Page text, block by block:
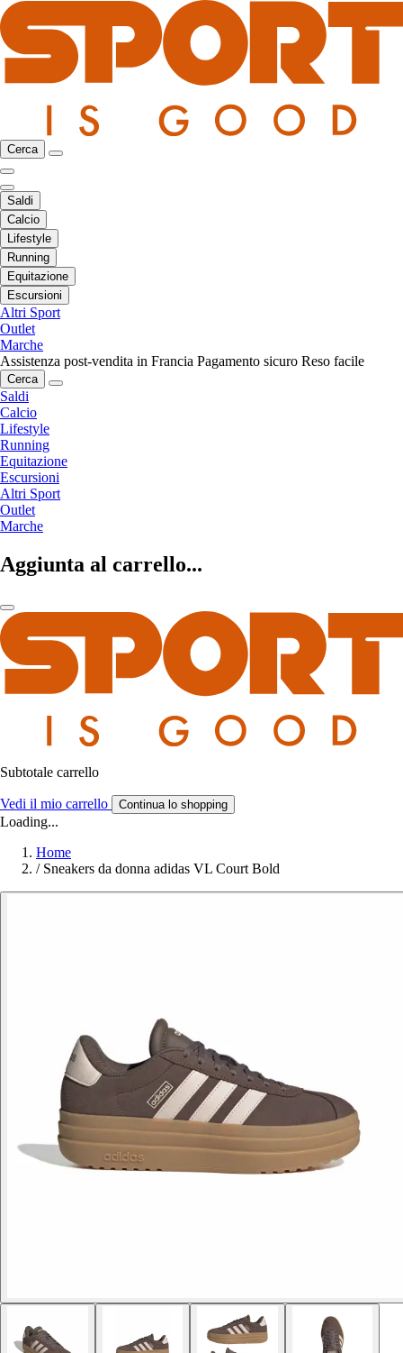
Cerca
Saldi
Calcio
Lifestyle
Running
Equitazione
Escursioni
Altri Sport
Outlet
Marche
Assistenza post-vendita in Francia Pagamento sicuro Reso facile
Cerca
Saldi
Calcio
Lifestyle
Running
Equitazione
Escursioni
Altri Sport
Outlet
Marche
Aggiunta al carrello...
Subtotale carrello
Vedi il mio carrello Continua lo shopping
Loading...
Home
/ Sneakers da donna adidas VL Court Bold